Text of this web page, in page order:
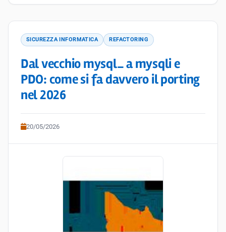
SICUREZZA INFORMATICA REFACTORING
Dal vecchio mysql_ a mysqli e
PDO: come si fa davvero il porting
nel 2026
20/05/2026